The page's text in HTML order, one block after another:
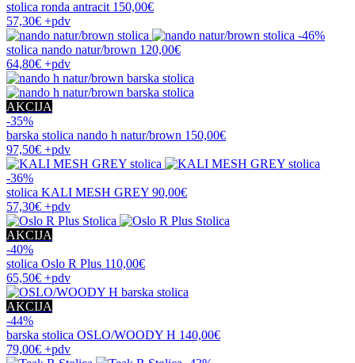
stolica ronda antracit 150,00€
57,30€ +pdv
-46%
stolica nando natur/brown 120,00€
64,80€ +pdv
AKCIJA
-35%
barska stolica nando h natur/brown 150,00€
97,50€ +pdv
-36%
stolica KALI MESH GREY 90,00€
57,30€ +pdv
AKCIJA
-40%
stolica Oslo R Plus 110,00€
65,50€ +pdv
AKCIJA
-44%
barska stolica OSLO/WOODY H 140,00€
79,00€ +pdv